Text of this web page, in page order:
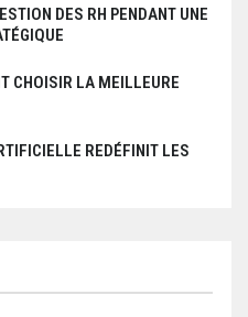
DES RH PENDANT UNE
CHOISIR LA MEILLEURE
REDÉFINIT LES